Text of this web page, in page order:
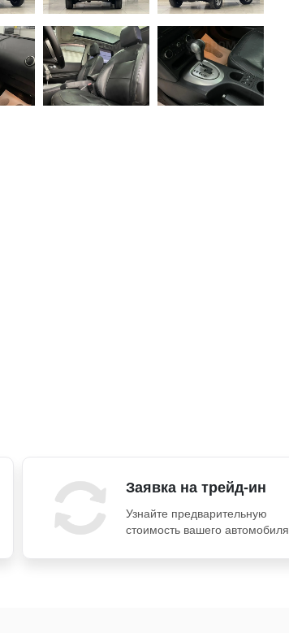
Заявка на трейд-ин
Узнайте предварительную
стоимость вашего автомобиля